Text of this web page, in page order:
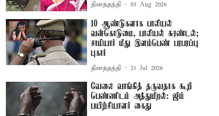
தினத்தந்தி 03 Aug 2026
10 ஆண்டுகளாக பாலியல்
வன்கொடுமை, பாலியல் சுரண்டல்;
சாமியார் மீது இளம்பெண் பரபரப்பு
புகார்
தினத்தந்தி 21 Jul 2026
வேலை வாங்கித் தருவதாக கூறி
பெண்ணிடம் அத்துமீறல்: ஜிம்
பயிற்சியாளர் கைது